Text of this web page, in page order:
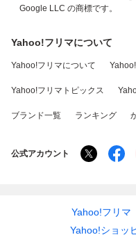
Google LLC の商標です。
Yahoo!フリマについて
Yahoo!フリマについて
Yahoo!フリマトピックス
ブランド一覧 ランキング
公式アカウント
Yahoo!フリマ
Yahoo!ショッ